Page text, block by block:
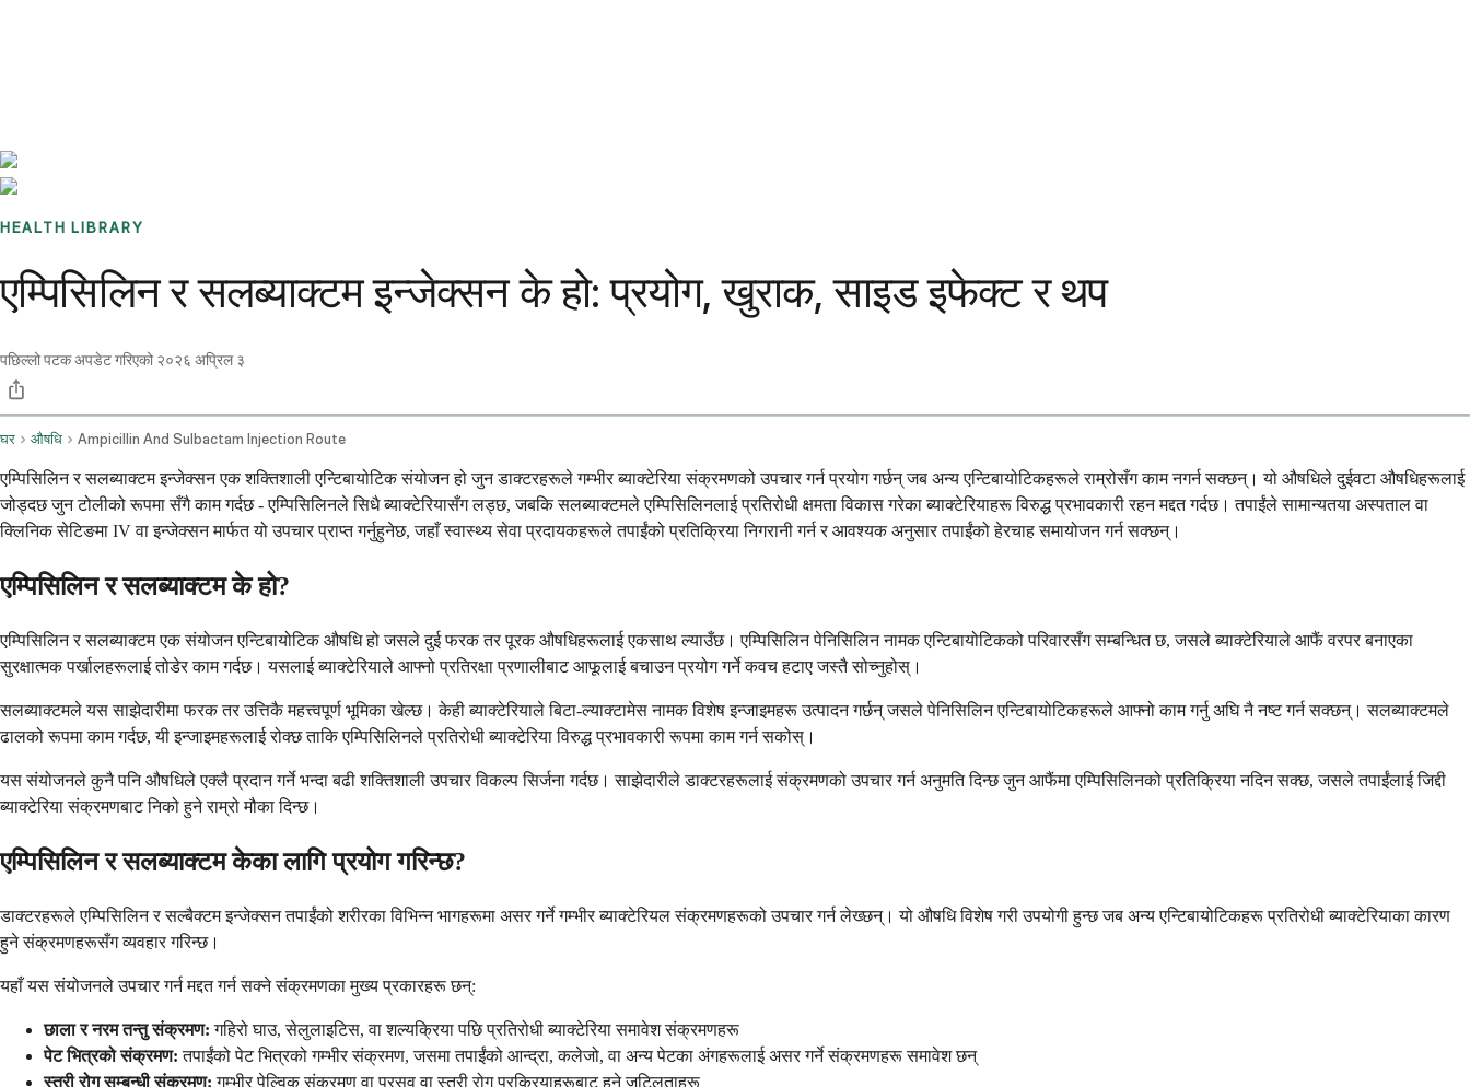
HEALTH LIBRARY
एम्पिसिलिन र सलब्याक्टम इन्जेक्सन के हो: प्रयोग, खुराक, साइड इफेक्ट र थप
पछिल्लो पटक अपडेट गरिएको २०२६ अप्रिल ३
घर औषधि Ampicillin And Sulbactam Injection Route
एम्पिसिलिन र सलब्याक्टम इन्जेक्सन एक शक्तिशाली एन्टिबायोटिक संयोजन हो जुन डाक्टरहरूले गम्भीर ब्याक्टेरिया संक्रमणको उपचार गर्न प्रयोग गर्छन् जब अन्य एन्टिबायोटिकहरूले राम्रोसँग काम नगर्न सक्छन्। यो औषधिले दुईवटा औषधिहरूलाई
जोड्दछ जुन टोलीको रूपमा सँगै काम गर्दछ - एम्पिसिलिनले सिधै ब्याक्टेरियासँग लड्छ, जबकि सलब्याक्टमले एम्पिसिलिनलाई प्रतिरोधी क्षमता विकास गरेका ब्याक्टेरियाहरू विरुद्ध प्रभावकारी रहन मद्दत गर्दछ। तपाईंले सामान्यतया अस्पताल वा
क्लिनिक सेटिङमा IV वा इन्जेक्सन मार्फत यो उपचार प्राप्त गर्नुहुनेछ, जहाँ स्वास्थ्य सेवा प्रदायकहरूले तपाईंको प्रतिक्रिया निगरानी गर्न र आवश्यक अनुसार तपाईंको हेरचाह समायोजन गर्न सक्छन्।
एम्पिसिलिन र सलब्याक्टम के हो?
एम्पिसिलिन र सलब्याक्टम एक संयोजन एन्टिबायोटिक औषधि हो जसले दुई फरक तर पूरक औषधिहरूलाई एकसाथ ल्याउँछ। एम्पिसिलिन पेनिसिलिन नामक एन्टिबायोटिकको परिवारसँग सम्बन्धित छ, जसले ब्याक्टेरियाले आफैं वरपर बनाएका
सुरक्षात्मक पर्खालहरूलाई तोडेर काम गर्दछ। यसलाई ब्याक्टेरियाले आफ्नो प्रतिरक्षा प्रणालीबाट आफूलाई बचाउन प्रयोग गर्ने कवच हटाए जस्तै सोच्नुहोस्।
सलब्याक्टमले यस साझेदारीमा फरक तर उत्तिकै महत्त्वपूर्ण भूमिका खेल्छ। केही ब्याक्टेरियाले बिटा-ल्याक्टामेस नामक विशेष इन्जाइमहरू उत्पादन गर्छन् जसले पेनिसिलिन एन्टिबायोटिकहरूले आफ्नो काम गर्नु अघि नै नष्ट गर्न सक्छन्। सलब्याक्टमले
ढालको रूपमा काम गर्दछ, यी इन्जाइमहरूलाई रोक्छ ताकि एम्पिसिलिनले प्रतिरोधी ब्याक्टेरिया विरुद्ध प्रभावकारी रूपमा काम गर्न सकोस्।
यस संयोजनले कुनै पनि औषधिले एक्लै प्रदान गर्ने भन्दा बढी शक्तिशाली उपचार विकल्प सिर्जना गर्दछ। साझेदारीले डाक्टरहरूलाई संक्रमणको उपचार गर्न अनुमति दिन्छ जुन आफैंमा एम्पिसिलिनको प्रतिक्रिया नदिन सक्छ, जसले तपाईंलाई जिद्दी
ब्याक्टेरिया संक्रमणबाट निको हुने राम्रो मौका दिन्छ।
एम्पिसिलिन र सलब्याक्टम केका लागि प्रयोग गरिन्छ?
डाक्टरहरूले एम्पिसिलिन र सल्बैक्टम इन्जेक्सन तपाईंको शरीरका विभिन्न भागहरूमा असर गर्ने गम्भीर ब्याक्टेरियल संक्रमणहरूको उपचार गर्न लेख्छन्। यो औषधि विशेष गरी उपयोगी हुन्छ जब अन्य एन्टिबायोटिकहरू प्रतिरोधी ब्याक्टेरियाका कारण
हुने संक्रमणहरूसँग व्यवहार गरिन्छ।
यहाँ यस संयोजनले उपचार गर्न मद्दत गर्न सक्ने संक्रमणका मुख्य प्रकारहरू छन्:
छाला र नरम तन्तु संक्रमण: गहिरो घाउ, सेलुलाइटिस, वा शल्यक्रिया पछि प्रतिरोधी ब्याक्टेरिया समावेश संक्रमणहरू
पेट भित्रको संक्रमण: तपाईंको पेट भित्रको गम्भीर संक्रमण, जसमा तपाईंको आन्द्रा, कलेजो, वा अन्य पेटका अंगहरूलाई असर गर्ने संक्रमणहरू समावेश छन्
स्त्री रोग सम्बन्धी संक्रमण: गम्भीर पेल्विक संक्रमण वा प्रसव वा स्त्री रोग प्रक्रियाहरूबाट हुने जटिलताहरू